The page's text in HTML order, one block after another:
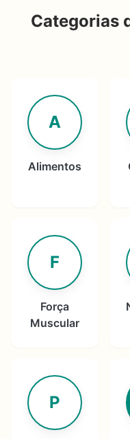
Categorias
A
Alimentos
F
Força
Muscular
P